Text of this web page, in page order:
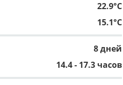
22.9°C
15.1°C
8 дней
14.4 - 17.3 часов